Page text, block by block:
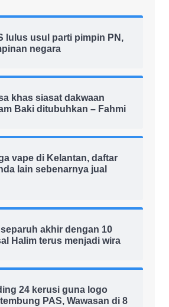
lulus usul parti pimpin PN,
negara
khas siasat dakwaan
Baki ditubuhkan – Fahmi
vape di Kelantan, daftar
lain sebenarnya jual
akhir dengan 10
Halim terus menjadi wira
24 kerusi guna logo
PAS, Wawasan di 8